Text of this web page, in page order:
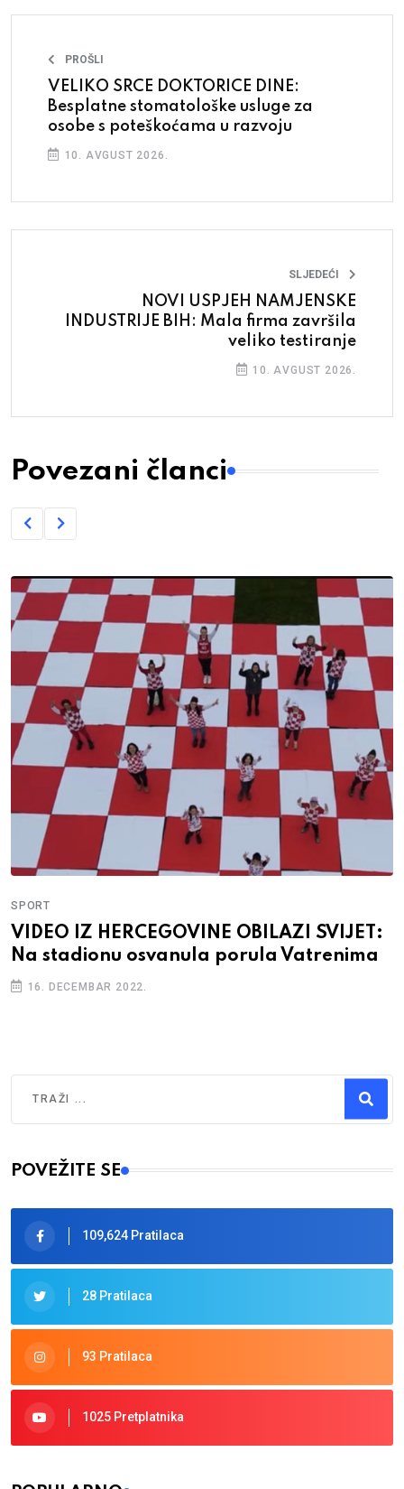
PROŠLI
VELIKO SRCE DOKTORICE DINE:
Besplatne stomatološke usluge za
osobe s poteškoćama u razvoju
10. AVGUST 2026.
SLJEDEĆI
NOVI USPJEH NAMJENSKE
INDUSTRIJE BIH: Mala firma završila
veliko testiranje
10. AVGUST 2026.
Povezani članci
SPORT
VIDEO IZ HERCEGOVINE OBILAZI SVIJET:
Na stadionu osvanula porula Vatrenima
16. DECEMBAR 2022.
Type 2 or more characters for results.
POVEŽITE SE
109,624 Pratilaca
28 Pratilaca
93 Pratilaca
1025 Pretplatnika